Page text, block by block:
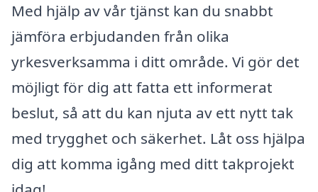
Med hjälp av vår tjänst kan du snabbt
jämföra erbjudanden från olika
yrkesverksamma i ditt område. Vi gör det
möjligt för dig att fatta ett informerat
beslut, så att du kan njuta av ett nytt tak
med trygghet och säkerhet. Låt oss hjälpa
dig att komma igång med ditt takprojekt